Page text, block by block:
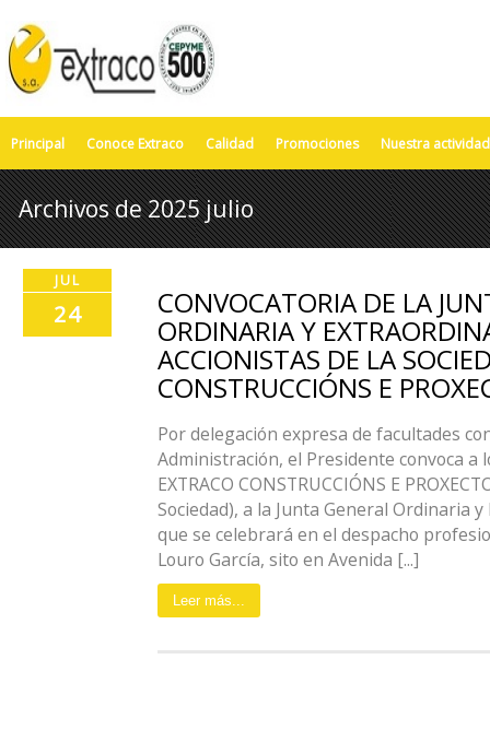
Principal Conoce Extraco Calidad Promociones Nuestra actividad
Archivos de 2025 julio
JUL
24 CONVOCATORIA DE LA
ORDINARIA Y
ACCIONISTAS DE LA
CONSTRUCCIÓNS E
Por delegación expresa de facultades
Administración, el Presidente convoca a
EXTRACO CONSTRUCCIÓNS E
Sociedad), a la Junta General Ordinaria
que se celebrará en el despacho
Louro García, sito en Avenida [...]
Leer más...